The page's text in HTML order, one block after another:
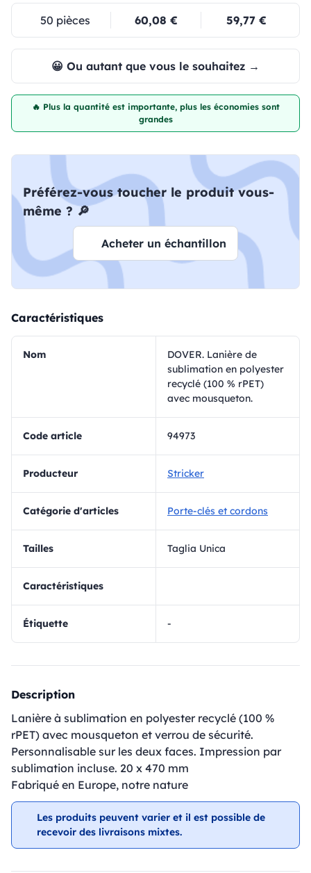
50 pièces 60,08 € 59,77 €
😀 Ou autant que vous le souhaitez →
🔥 Plus la quantité est importante, plus les économies sont
grandes
Préférez-vous toucher le produit vous-
même ? 🔎
Acheter un échantillon
Caractéristiques
Nom
DOVER. Lanière de
sublimation en polyester
recyclé (100 % rPET)
avec mousqueton.
Code article 94973
Producteur Stricker
Catégorie d'articles Porte-clés et cordons
Tailles Taglia Unica
Caractéristiques
Étiquette -
Description
Lanière à sublimation en polyester recyclé (100 %
rPET) avec mousqueton et verrou de sécurité.
Personnalisable sur les deux faces. Impression par
sublimation incluse. 20 x 470 mm
Fabriqué en Europe, notre nature
Les produits peuvent varier et il est possible de
recevoir des livraisons mixtes.